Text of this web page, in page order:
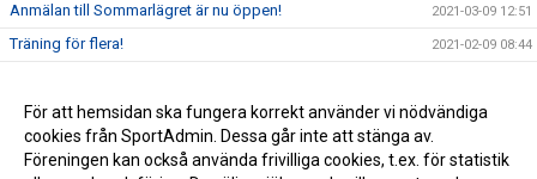
Anmälan till Sommarlägret är nu öppen! 2021-03-09 12:51
Träning för flera! 2021-02-09 08:44
Carl-Einar över 5 m i stavhopp! 2021-01-16 19:24
Alla träningar ställs in för alla t.o.m 24 januari 2021-01-07 10:47
För att hemsidan ska fungera korrekt använder vi nödvändiga
cookies från SportAdmin. Dessa går inte att stänga av.
Föreningen kan också använda frivilliga cookies, t.ex. för statistik